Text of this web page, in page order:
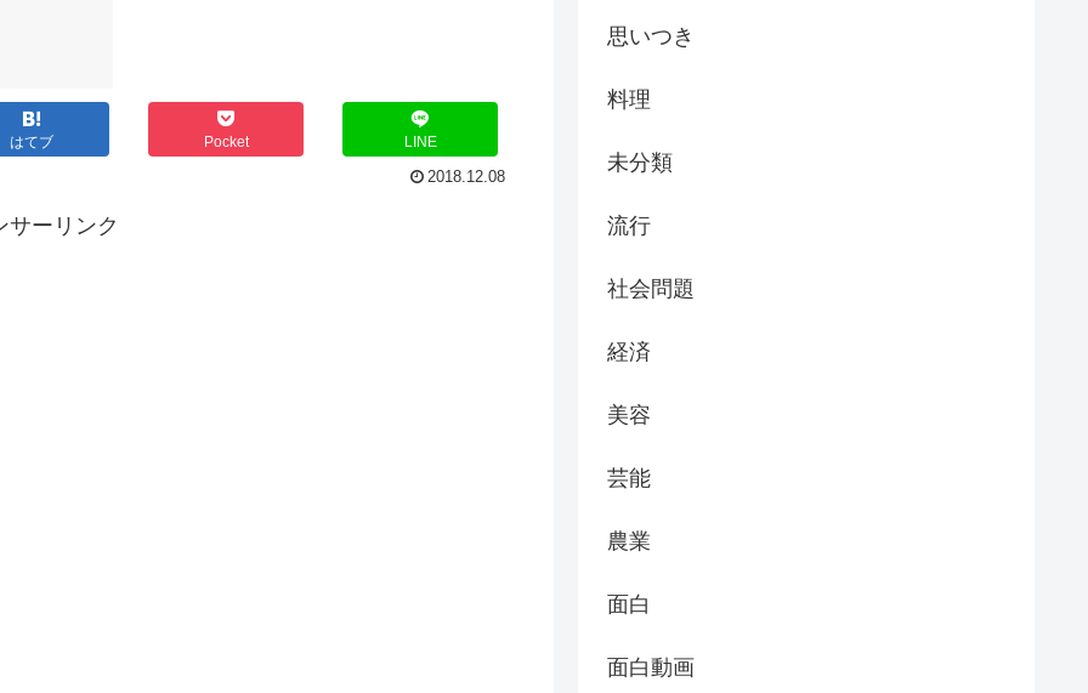
はてブ Pocket LINE
2018.12.08
サーリンク
思いつき
料理
未分類
流行
社会問題
経済
美容
芸能
農業
面白
面白動画